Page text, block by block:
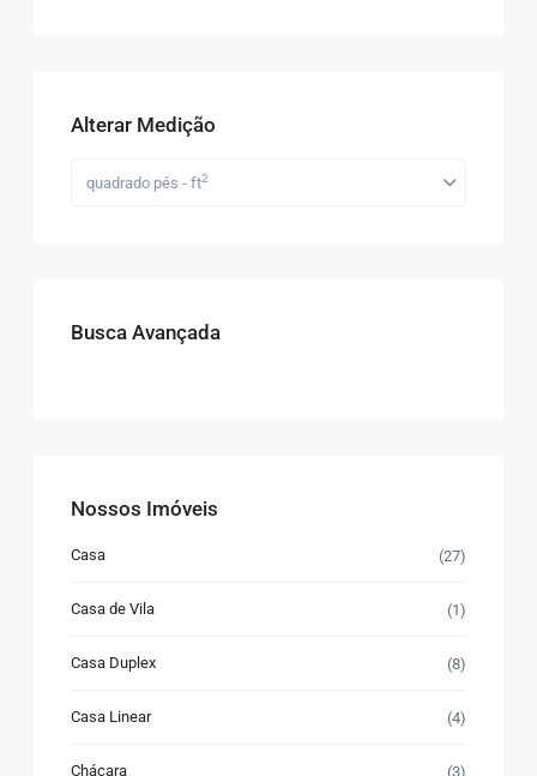
Alterar Medição
quadrado pés - ft2
Busca Avançada
Nossos Imóveis
Casa (27)
Casa de Vila (1)
Casa Duplex (8)
Casa Linear (4)
Chácara (3)